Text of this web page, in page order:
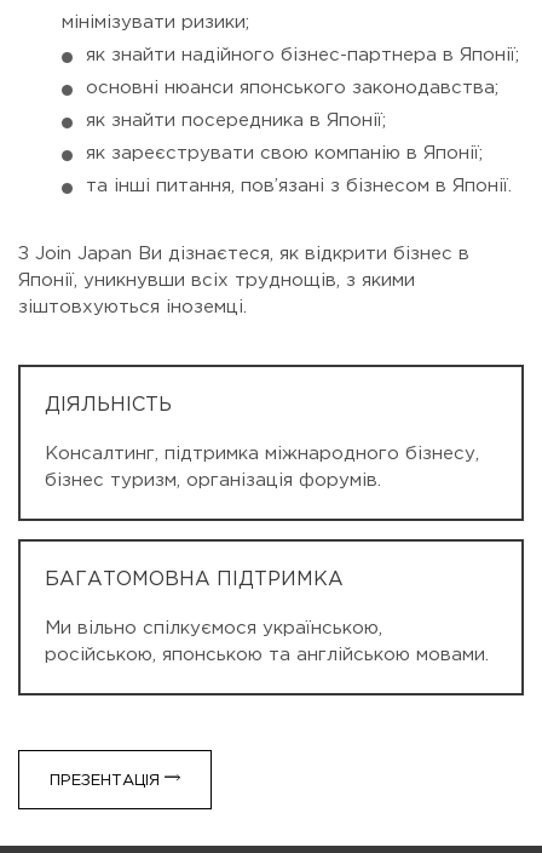
мінімізувати ризики;
як знайти надійного бізнес-партнера в Японії;
основні нюанси японського законодавства;
як знайти посередника в Японії;
як зареєструвати свою компанію в Японії;
та інші питання, пов’язані з бізнесом в Японії.
З Join Japan Ви дізнаєтеся, як відкрити бізнес в
Японії, уникнувши всіх труднощів, з якими
зіштовхуються іноземці.
ДІЯЛЬНІСТЬ
Консалтинг, підтримка міжнародного бізнесу,
бізнес туризм, організація форумів.
БАГАТОМОВНА ПІДТРИМКА
Ми вільно спілкуємося українською,
російською, японською та англійською мовами.
ПРЕЗЕНТАЦІЯ